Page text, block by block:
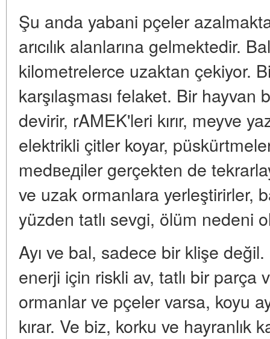
Şu anda yabani pçeler
arıcılık alanlarına gelmektedir.
kilometrelerce uzaktan çekiyor.
karşılaşması felaket. Bir hayvan
devirir, rAMEK'leri kırır, meyve
elektrikli çitler koyar,
medведiler gerçekten de
ve uzak ormanlara yerleştirirler,
yüzden tatlı sevgi, ölüm nedeni
Ayı ve bal, sadece bir klişe değil.
enerji için riskli av, tatlı bir parça
ormanlar ve pçeler varsa, koyu
kırar. Ve biz, korku ve hayranlık